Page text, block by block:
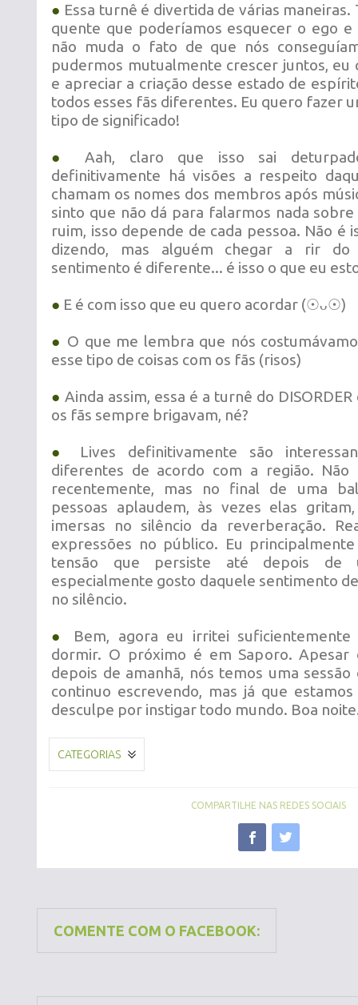
● Essa turnê é divertida de várias
quente que poderíamos esquecer o ego e
não muda o fato de que nós
pudermos mutualmente crescer juntos,
e apreciar a criação desse estado de
todos esses fãs diferentes. Eu quero fazer
tipo de significado!
●
Aah, claro que isso sai
definitivamente há visões a respeito
chamam os nomes dos membros após
sinto que não dá para falarmos nada sobre
ruim, isso depende de cada pessoa. Não é
dizendo, mas alguém chegar a rir
sentimento é diferente... é isso o que eu
● E é com isso que eu quero acordar (☉ᴗ☉)
● O que me lembra que nós
esse tipo de coisas com os fãs (risos)
● Ainda assim, essa é a turnê do
os fãs sempre brigavam, né?
●
Lives definitivamente são
diferentes de acordo com a região.
recentemente, mas no final de uma
pessoas aplaudem, às vezes elas
imersas no silêncio da reverberação.
expressões no público. Eu
tensão que persiste até depois de
especialmente gosto daquele sentimento
no silêncio.
●
Bem, agora eu irritei
dormir. O próximo é em Saporo. Apesar
depois de amanhã, nós temos uma
continuo escrevendo, mas já que
desculpe por instigar todo mundo. Boa
CATEGORIAS
COMPARTILHE NAS REDES SOCIAIS
COMENTE COM O FACEBOOK: